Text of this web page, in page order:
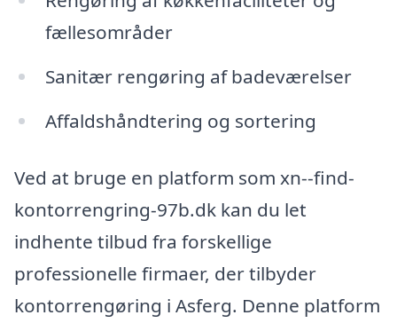
fællesområder
Sanitær rengøring af badeværelser
Affaldshåndtering og sortering
Ved at bruge en platform som xn--find-
kontorrengring-97b.dk kan du let
indhente tilbud fra forskellige
professionelle firmaer, der tilbyder
kontorrengøring i Asferg. Denne platform